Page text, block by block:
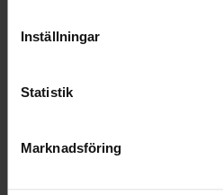
Inställningar
Statistik
Marknadsföring